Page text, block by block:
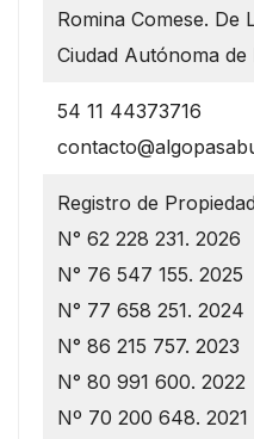
Romina Comese. De
Ciudad Autónoma
54 11 44373716
Registro de
N° 62 228 231. 2026
N° 76 547 155. 2025
N° 77 658 251. 2024
N° 86 215 757. 2023
N° 80 991 600. 2022
Nº 70 200 648. 2021